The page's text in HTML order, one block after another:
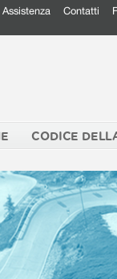
Assistenza Contatti
CODICE